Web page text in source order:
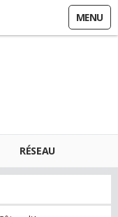
MENU
RÉSEAU